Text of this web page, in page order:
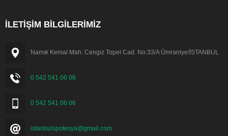
İLETİŞİM BİLGİLERİMİZ
Namık Kemal Mah. Cengiz Topel Cad. No:33/A Ümraniye/İSTANBUL
0 542 541 06 06
0 542 541 06 06
istanbulspotesya@gmail.com